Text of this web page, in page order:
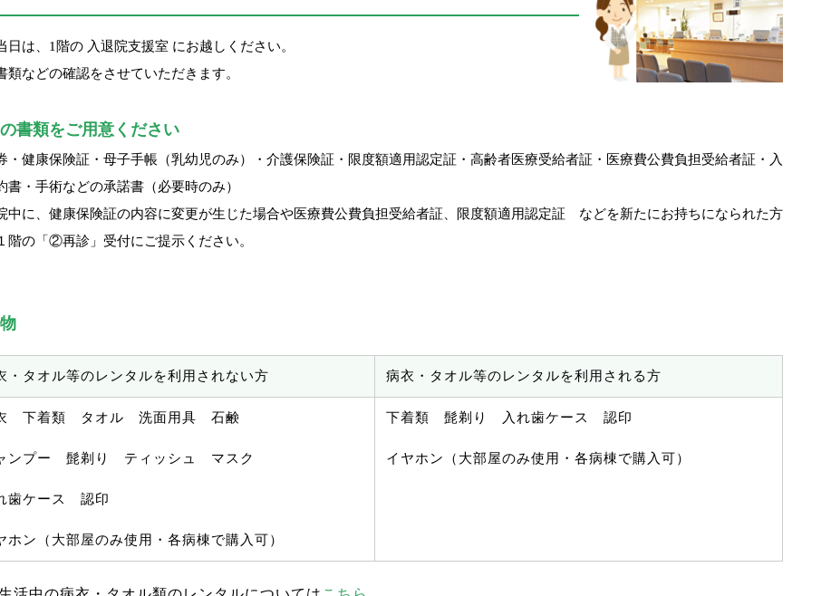
日は、1階の 入退院支援室 にお越しください。
類などの確認をさせていただきます。
書類をご用意ください
・健康保険証・母子手帳（乳幼児のみ）・介護保険証・限度額適用認定証・高齢者医療受給者証・医療費公費負担受給者証・入
書・手術などの承諾書（必要時のみ）
中に、健康保険証の内容に変更が生じた場合や医療費公費負担受給者証、限度額適用認定証 などを新たにお持ちになられた方
階の「②再診」受付にご提示ください。
・タオル等のレンタルを利用されない方 病衣・タオル等のレンタルを利用される方
下着類 タオル 洗面用具 石鹸
ンプー 髭剃り ティッシュ マスク
歯ケース 認印
ホン（大部屋のみ使用・各病棟で購入可）
下着類 髭剃り 入れ歯ケース 認印
イヤホン（大部屋のみ使用・各病棟で購入可）